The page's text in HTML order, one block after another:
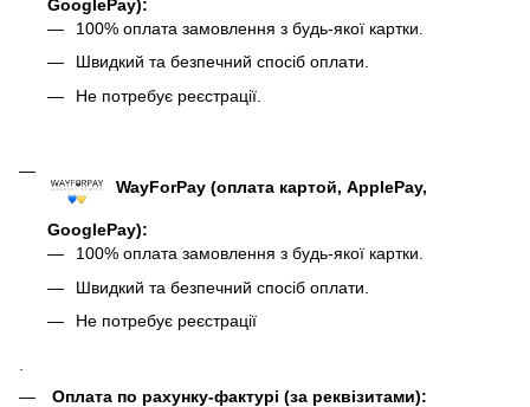
GooglePay):
100% оплата замовлення з будь-якої картки.
Швидкий та безпечний спосіб оплати.
Не потребує реєстрації.
WayForPay (оплата картой, ApplePay,
GooglePay):
100% оплата замовлення з будь-якої картки.
Швидкий та безпечний спосіб оплати.
Не потребує реєстрації
Оплата по рахунку-фактурі (за реквізитами):